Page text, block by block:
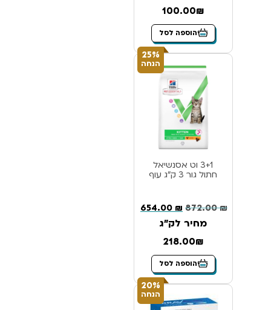
100.00₪
הוספה לסל
25%
הנחה
3+1 וט אסנשיאל
חתול גור 3 ק”ג עוף
872.00₪
654.00 ₪
מחיר לק"ג
218.00₪
הוספה לסל
20%
הנחה